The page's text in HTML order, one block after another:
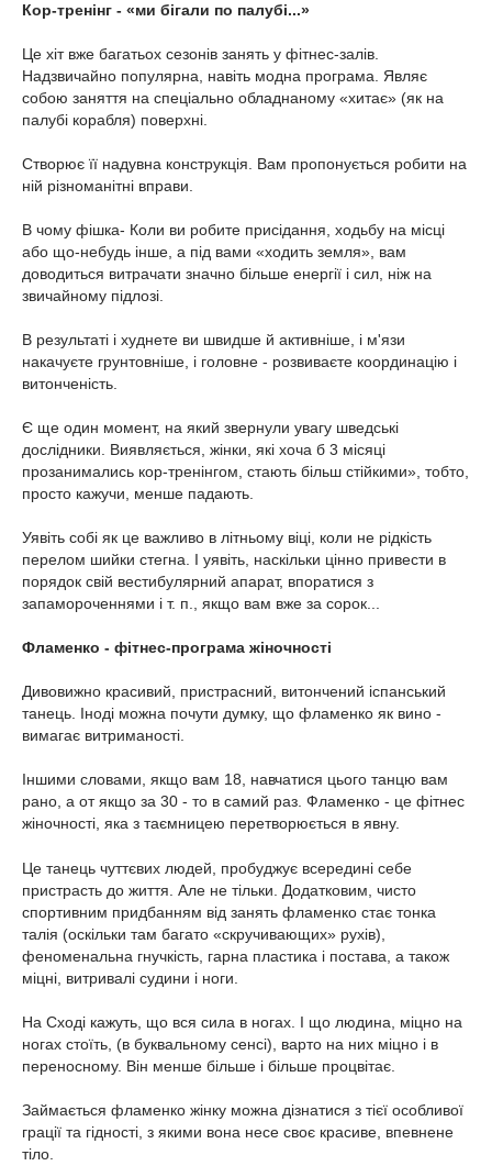
Кор-тренінг - «ми бігали по палубі...»
Це хіт вже багатьох сезонів занять у фітнес-залів.
Надзвичайно популярна, навіть модна програма. Являє
собою заняття на спеціально обладнаному «хитає» (як на
палубі корабля) поверхні.
Створює її надувна конструкція. Вам пропонується робити на
ній різноманітні вправи.
В чому фішка- Коли ви робите присідання, ходьбу на місці
або що-небудь інше, а під вами «ходить земля», вам
доводиться витрачати значно більше енергії і сил, ніж на
звичайному підлозі.
В результаті і худнете ви швидше й активніше, і м'язи
накачуєте грунтовніше, і головне - розвиваєте координацію і
витонченість.
Є ще один момент, на який звернули увагу шведські
дослідники. Виявляється, жінки, які хоча б 3 місяці
прозанимались кор-тренінгом, стають більш стійкими», тобто,
просто кажучи, менше падають.
Уявіть собі як це важливо в літньому віці, коли не рідкість
перелом шийки стегна. І уявіть, наскільки цінно привести в
порядок свій вестибулярний апарат, впоратися з
запамороченнями і т. п., якщо вам вже за сорок...
Фламенко - фітнес-програма жіночності
Дивовижно красивий, пристрасний, витончений іспанський
танець. Іноді можна почути думку, що фламенко як вино -
вимагає витриманості.
Іншими словами, якщо вам 18, навчатися цього танцю вам
рано, а от якщо за 30 - то в самий раз. Фламенко - це фітнес
жіночності, яка з таємницею перетворюється в явну.
Це танець чуттєвих людей, пробуджує всередині себе
пристрасть до життя. Але не тільки. Додатковим, чисто
спортивним придбанням від занять фламенко стає тонка
талія (оскільки там багато «скручивающих» рухів),
феноменальна гнучкість, гарна пластика і постава, а також
міцні, витривалі судини і ноги.
На Сході кажуть, що вся сила в ногах. І що людина, міцно на
ногах стоїть, (в буквальному сенсі), варто на них міцно і в
переносному. Він менше більше і більше процвітає.
Займається фламенко жінку можна дізнатися з тієї особливої
грації та гідності, з якими вона несе своє красиве, впевнене
тіло.